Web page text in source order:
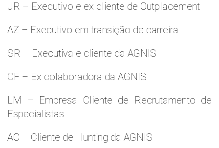
JR – Executivo e ex cliente de Outplacement
AZ – Executivo em transição de carreira
SR – Executiva e cliente da AGNIS
CF – Ex colaboradora da AGNIS
LM – Empresa Cliente de Recrutamento de
Especialistas
AC – Cliente de Hunting da AGNIS